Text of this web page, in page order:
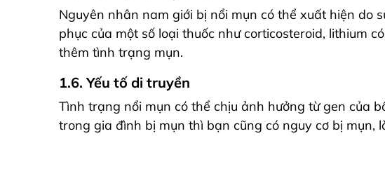
Nguyên nhân nam giới bị nổi mụn có thể xuất hiện do
phục của một số loại thuốc như corticosteroid, lithium
thêm tình trạng mụn.
1.6. Yếu tố di truyền
Tình trạng nổi mụn có thể chịu ảnh hưởng từ gen của
trong gia đình bị mụn thì bạn cũng có nguy cơ bị mụn,